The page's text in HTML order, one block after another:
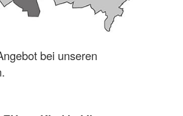
bei unseren